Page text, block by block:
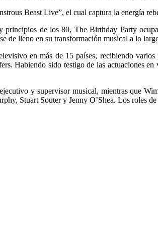
Beast Live”, el cual captura la energía
principios de los 80, The Birthday Party
de lleno en su transformación musical a lo
en más de 15 países, recibiendo
Habiendo sido testigo de las actuaciones
y supervisor musical, mientras que
Stuart Souter y Jenny O’Shea. Los roles